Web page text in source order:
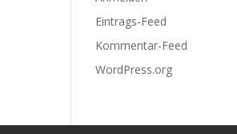
Eintrags-Feed
Kommentar-Feed
WordPress.org